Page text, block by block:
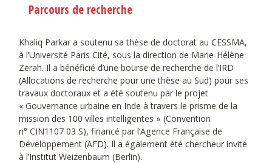
Parcours de recherche
Khaliq Parkar a soutenu sa thèse de doctorat au CESSMA,
à l’Université Paris Cité, sous la direction de Marie-Hélène
Zerah. Il a bénéficié d’une bourse de recherche de l’IRD
(Allocations de recherche pour une thèse au Sud) pour ses
travaux doctoraux et a été soutenu par le projet
« Gouvernance urbaine en Inde à travers le prisme de la
mission des 100 villes intelligentes » (Convention
n° CIN1107 03 S), financé par l’Agence Française de
Développement (AFD). Il a également été chercheur invité
à l’Institut Weizenbaum (Berlin).